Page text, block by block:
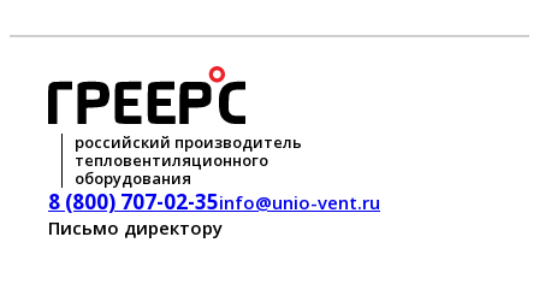
российский производитель
тепловентиляционного
оборудования
8 (800) 707-02-35info@unio-vent.ru
Письмо директору